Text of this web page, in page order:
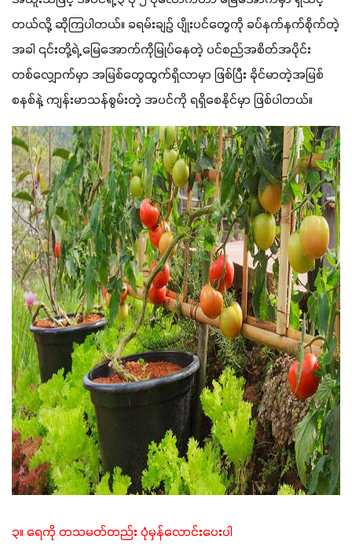
တယ်လို့ ဆိုကြပါတယ်။ ခရမ်းချဥ် ပျိုးပင်တွေကို ခပ်နက်နက်စိုက်တဲ့
အခါ ၎င်းတို့ရဲ့ မြေအောက်ကိုမြုပ်နေတဲ့ ပင်စည်အစိတ်အပိုင်း
တစ်လျှောက်မှာ အမြစ်တွေထွက်ရှိလာမှာ ဖြစ်ပြီး ခိုင်မာတဲ့အမြစ်
စနစ်နဲ့ ကျန်းမာသန်စွမ်းတဲ့ အပင်ကို ရရှိစေနိုင်မှာ ဖြစ်ပါတယ်။
၃။ ရေကို တသမတ်တည်း ပုံမှန်လောင်းပေးပါ